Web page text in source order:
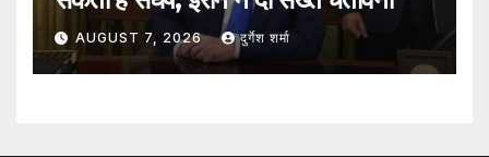
AUGUST 7, 2026 दुर्गेश शर्मा